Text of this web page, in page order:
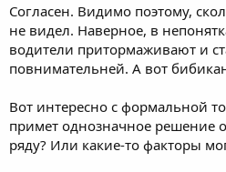
Согласен. Видимо поэтому,
не видел. Наверное, в
водители притормаживают и
повнимательней. А вот
Вот интересно с формальной
примет однозначное решение
ряду? Или какие-то факторы